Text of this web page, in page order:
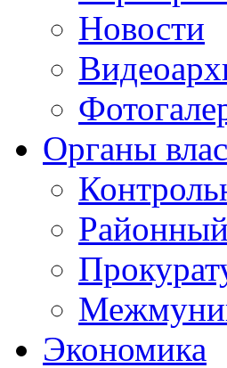
Новости
Органы
Экономика